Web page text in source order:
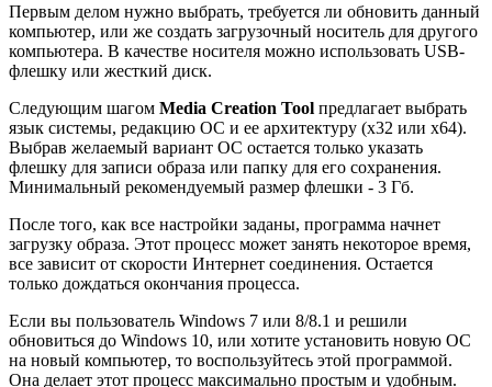
Первым делом нужно выбрать, требуется ли обновить данный
компьютер, или же создать загрузочный носитель для другого
компьютера. В качестве носителя можно использовать USB-
флешку или жесткий диск.
Следующим шагом Media Creation Tool предлагает выбрать
язык системы, редакцию ОС и ее архитектуру (x32 или x64).
Выбрав желаемый вариант ОС остается только указать
флешку для записи образа или папку для его сохранения.
Минимальный рекомендуемый размер флешки - 3 Гб.
После того, как все настройки заданы, программа начнет
загрузку образа. Этот процесс может занять некоторое время,
все зависит от скорости Интернет соединения. Остается
только дождаться окончания процесса.
Если вы пользователь Windows 7 или 8/8.1 и решили
обновиться до Windows 10, или хотите установить новую ОС
на новый компьютер, то воспользуйтесь этой программой.
Она делает этот процесс максимально простым и удобным.